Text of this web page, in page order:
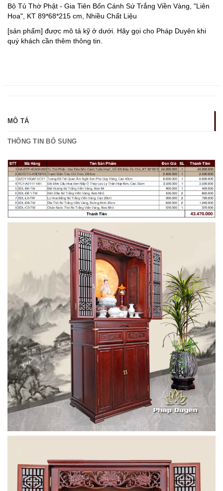
Bộ Tủ Thờ Phật - Gia Tiên Bốn Cánh Sứ Trắng Viền Vàng, "Liên
Hoa", KT 89*68*215 cm, Nhiều Chất Liệu
[sản phẩm] được mô tả kỹ ở dưới. Hãy gọi cho Pháp Duyên khi
quý khách cần thêm thông tin.
MÔ TẢ
THÔNG TIN BỔ SUNG